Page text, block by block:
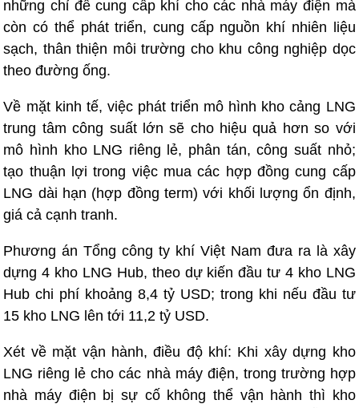
những chỉ để cung cấp khí cho các nhà máy điện mà
còn có thể phát triển, cung cấp nguồn khí nhiên liệu
sạch, thân thiện môi trường cho khu công nghiệp dọc
theo đường ống.
Về mặt kinh tế, việc phát triển mô hình kho cảng LNG
trung tâm công suất lớn sẽ cho hiệu quả hơn so với
mô hình kho LNG riêng lẻ, phân tán, công suất nhỏ;
tạo thuận lợi trong việc mua các hợp đồng cung cấp
LNG dài hạn (hợp đồng term) với khối lượng ổn định,
giá cả cạnh tranh.
Phương án Tổng công ty khí Việt Nam đưa ra là xây
dựng 4 kho LNG Hub, theo dự kiến đầu tư 4 kho LNG
Hub chi phí khoảng 8,4 tỷ USD; trong khi nếu đầu tư
15 kho LNG lên tới 11,2 tỷ USD.
Xét về mặt vận hành, điều độ khí: Khi xây dựng kho
LNG riêng lẻ cho các nhà máy điện, trong trường hợp
nhà máy điện bị sự cố không thể vận hành thì kho